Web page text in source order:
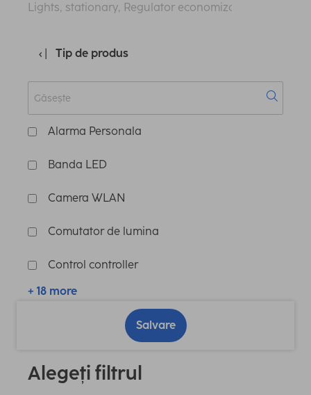
Lights, stationary, Regulator economizor de energie
Tip de produs
Alarma Personala
Banda LED
Camera WLAN
Comutator de lumina
Control controller
+ 18 more
Salvare
Alegeți filtrul